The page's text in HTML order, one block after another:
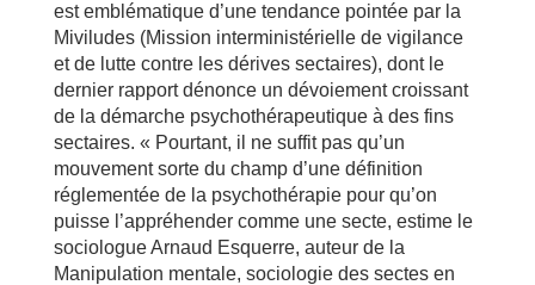
est emblématique d’une tendance pointée par la
Miviludes (Mission interministérielle de vigilance
et de lutte contre les dérives sectaires), dont le
dernier rapport dénonce un dévoiement croissant
de la démarche psychothérapeutique à des fins
sectaires. « Pourtant, il ne suffit pas qu’un
mouvement sorte du champ d’une définition
réglementée de la psychothérapie pour qu’on
puisse l’appréhender comme une secte, estime le
sociologue Arnaud Esquerre, auteur de la
Manipulation mentale, sociologie des sectes en